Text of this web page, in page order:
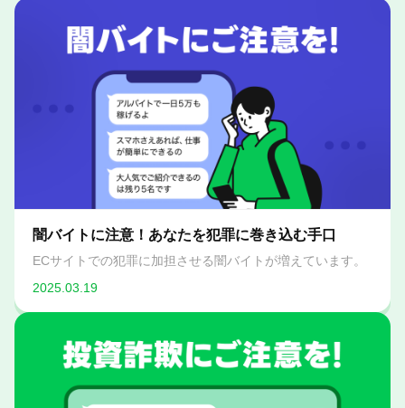
闇バイトに注意！あなたを犯罪に巻き込む手口
ECサイトでの犯罪に加担させる闇バイトが増えています。
2025.03.19